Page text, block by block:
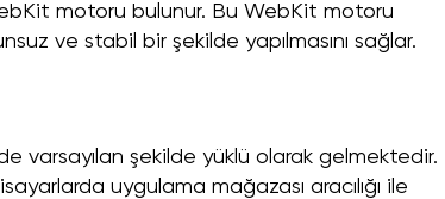
motoru bulunur. Bu WebKit motoru
ve stabil bir şekilde yapılmasını sağlar.
varsayılan şekilde yüklü olarak gelmektedir.
uygulama mağazası aracılığı ile